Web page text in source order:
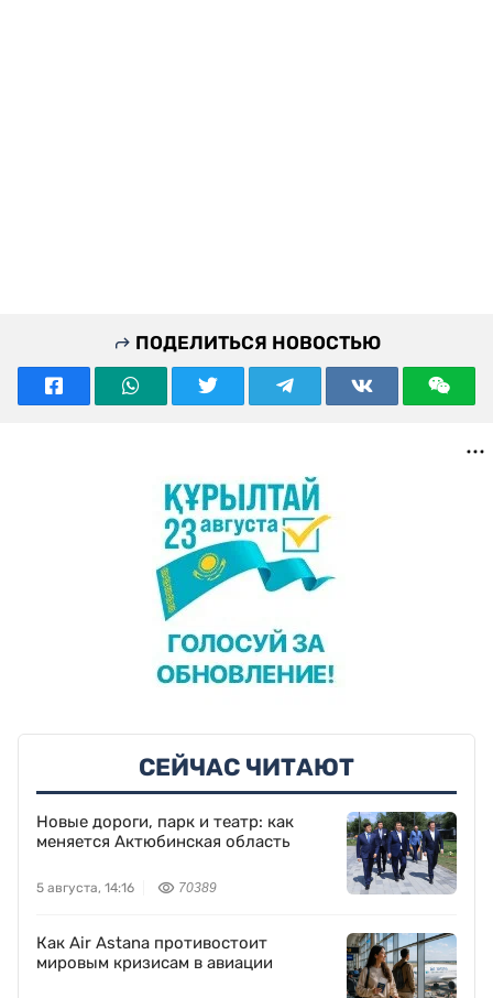
ПОДЕЛИТЬСЯ НОВОСТЬЮ
СЕЙЧАС ЧИТАЮТ
Новые дороги, парк и театр: как
меняется Актюбинская область
5 августа, 14:16 70389
Как Air Astana противостоит
мировым кризисам в авиации